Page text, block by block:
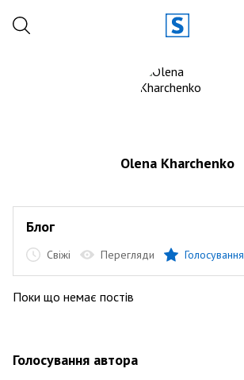
Olena Kharchenko
Блог
Свіжі Перегляди Голосування
Поки що немає постів
Голосування автора